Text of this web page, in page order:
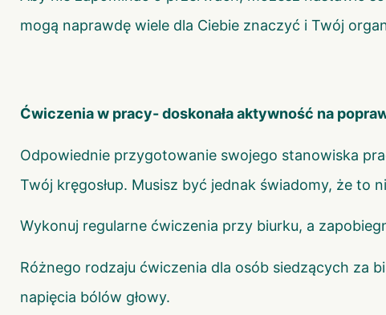
mogą naprawdę wiele dla Ciebie znaczyć i Twój
Ćwiczenia w pracy- doskonała aktywność na
Odpowiednie przygotowanie swojego stanowiska
Twój kręgosłup. Musisz być jednak świadomy, że to
Wykonuj regularne ćwiczenia przy biurku, a
Różnego rodzaju ćwiczenia dla osób siedzących za
napięcia bólów głowy.